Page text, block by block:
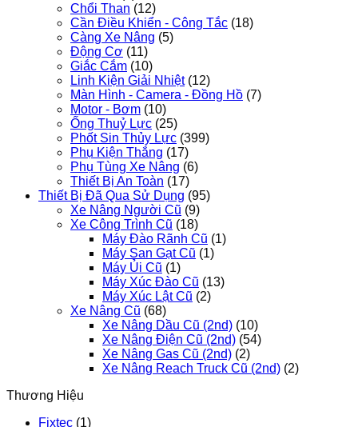
Chổi Than (12)
Cần Điều Khiển - Công Tắc (18)
Càng Xe Nâng (5)
Động Cơ (11)
Giắc Cắm (10)
Linh Kiện Giải Nhiệt (12)
Màn Hình - Camera - Đồng Hồ (7)
Motor - Bơm (10)
Ống Thuỷ Lực (25)
Phốt Sin Thủy Lực (399)
Phụ Kiện Thắng (17)
Phụ Tùng Xe Nâng (6)
Thiết Bị An Toàn (17)
Thiết Bị Đã Qua Sử Dụng (95)
Xe Nâng Người Cũ (9)
Xe Công Trình Cũ (18)
Máy Đào Rãnh Cũ (1)
Máy San Gạt Cũ (1)
Máy Ủi Cũ (1)
Máy Xúc Đào Cũ (13)
Máy Xúc Lật Cũ (2)
Xe Nâng Cũ (68)
Xe Nâng Dầu Cũ (2nd) (10)
Xe Nâng Điện Cũ (2nd) (54)
Xe Nâng Gas Cũ (2nd) (2)
Xe Nâng Reach Truck Cũ (2nd) (2)
Thương Hiệu
Fixtec (1)